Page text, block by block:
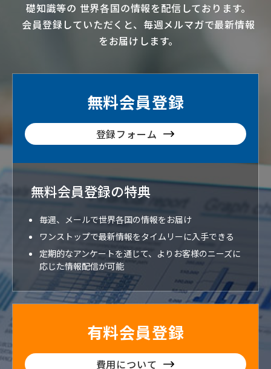
礎知識等の 世界各国の情報を配信 しております。
会員登録していただくと、毎週メルマガで最新情報
をお届けします。
無料会員登録
登録フォーム
無料会員登録の特典
毎週、メールで世界各国の情報をお届け
ワンストップで最新情報をタイムリーに入手できる
定期的なアンケートを通じて、よりお客様のニーズに
応じた情報配信が可能
有料会員登録
費用について